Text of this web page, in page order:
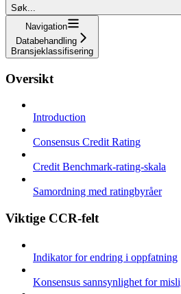
Søk...
Navigation
Databehandling
Bransjeklassifisering
Oversikt
Introduction
Consensus Credit Rating
Credit Benchmark-rating-skala
Samordning med ratingbyråer
Viktige CCR-felt
Indikator for endring i oppfatning
Konsensus sannsynlighet for